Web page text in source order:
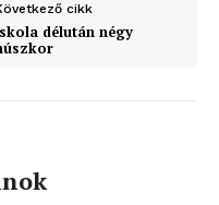
cikk
délután négy